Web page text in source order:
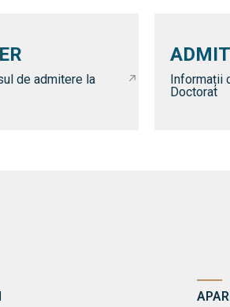
de admitere la
Informații
Doctorat